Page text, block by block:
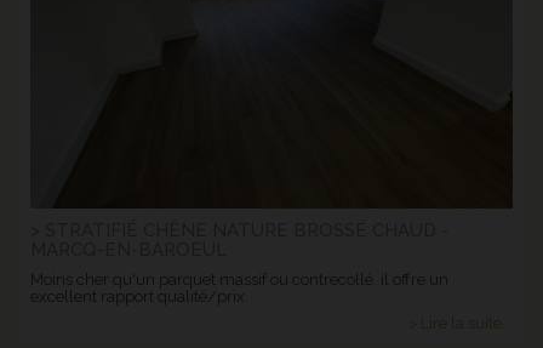
Moins cher qu'un parquet massif ou contrecollé, il offre un
excellent rapport qualité/prix.
> Lire la suite...